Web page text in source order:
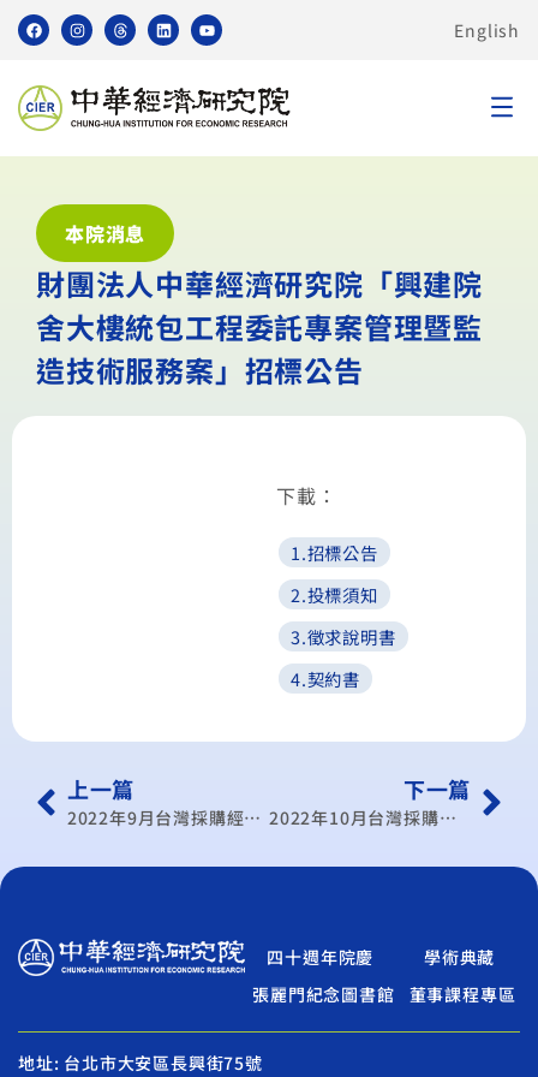
English
本院消息
財團法人中華經濟研究院「興建院
舍大樓統包工程委託專案管理暨監
造技術服務案」招標公告
下載：
1.招標公告
2.投標須知
3.徵求說明書
4.契約書
上一篇
2022年9月台灣採購經理人指數發布記者會
下一篇
2022年10月台灣採購經理人指數發布記者會
四十週年院慶
學術典藏
張麗門紀念圖書館
董事課程專區
地址: 台北市大安區長興街75號